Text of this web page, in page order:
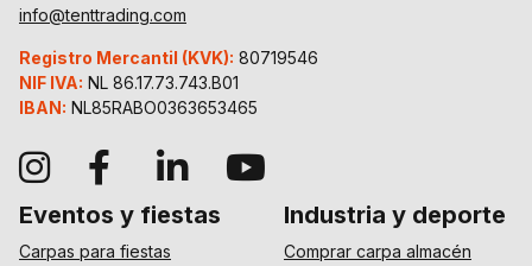
info@tenttrading.com
Registro Mercantil (KVK): 80719546
NIF IVA: NL 86.17.73.743.B01
IBAN: NL85RABO0363653465
Eventos y fiestas
Carpas para fiestas
Industria y deporte
Comprar carpa almacén